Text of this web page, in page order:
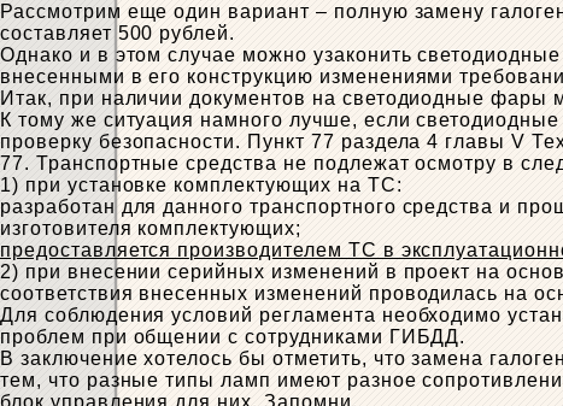
Рассмотрим еще один вариант – полную замену
составляет 500 рублей.
Однако и в этом случае можно узаконить
внесенными в его конструкцию изменениями
Итак, при наличии документов на светодиодные фары
К тому же ситуация намного лучше, если
проверку безопасности. Пункт 77 раздела 4 главы V
77. Транспортные средства не подлежат осмотру в
1) при установке комплектующих на ТС:
разработан для данного транспортного средства и
изготовителя комплектующих;
предоставляется производителем ТС в
2) при внесении серийных изменений в проект на
соответствия внесенных изменений проводилась на
Для соблюдения условий регламента необходимо
проблем при общении с сотрудниками ГИБДД.
В заключение хотелось бы отметить, что замена
тем, что разные типы ламп имеют разное
блок управления для них. Запомни.